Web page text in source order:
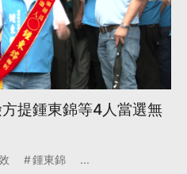
提鍾東錦等4人當選無
鍾東錦 ...